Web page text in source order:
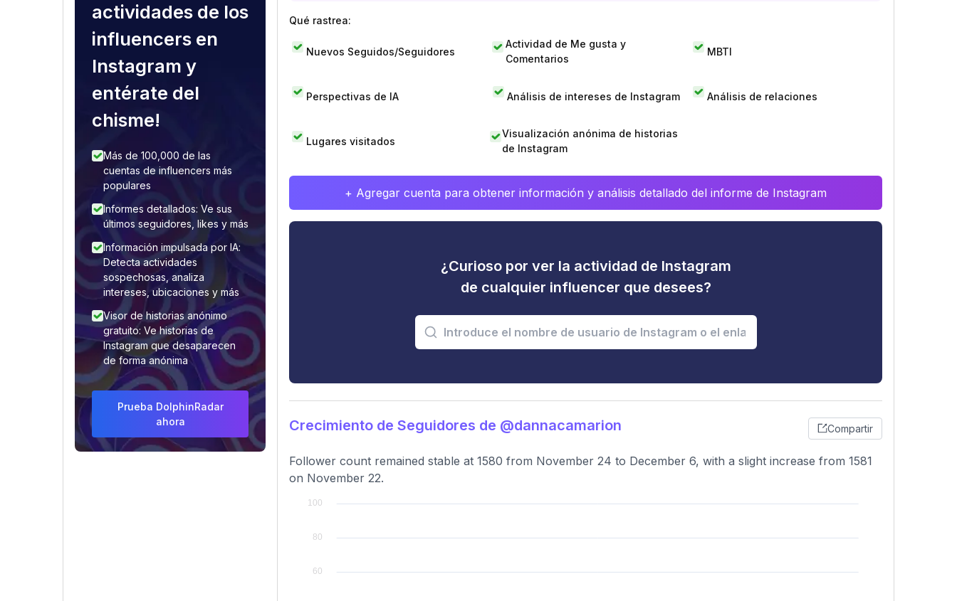
actividades de los
influencers en
Instagram y
entérate del
chisme!
Más de 100,000 de las
cuentas de influencers más
populares
Informes detallados: Ve sus
últimos seguidores, likes y más
Información impulsada por IA:
Detecta actividades
sospechosas, analiza
intereses, ubicaciones y más
Visor de historias anónimo
gratuito: Ve historias de
Instagram que desaparecen
de forma anónima
Prueba DolphinRadar
ahora
Qué rastrea:
Nuevos Seguidos/Seguidores
Actividad de Me gusta y
Comentarios
MBTI
Perspectivas de IA Análisis de intereses de Instagram Análisis de relaciones
Lugares visitados
Visualización anónima de historias
de Instagram
+ Agregar cuenta para obtener información y análisis detallado del informe de Instagram
¿Curioso por ver la actividad de Instagram
de cualquier influencer que desees?
Crecimiento de Seguidores de @dannacamarion Compartir
Follower count remained stable at 1580 from November 24 to December 6, with a slight increase from 1581
on November 22.